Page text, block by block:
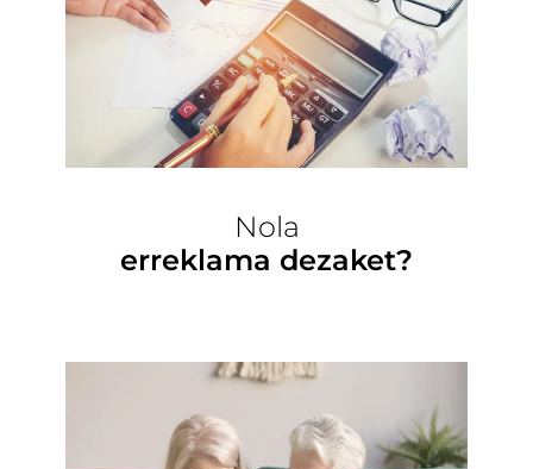
Nola
erreklama dezaket?